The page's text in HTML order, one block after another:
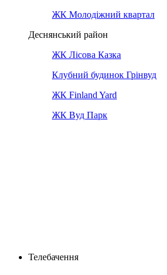
ЖК Молодіжний квартал
Деснянський район
ЖК Лісова Казка
Клубний будинок Грінвуд
ЖК Finland Yard
ЖК Вуд Парк
Телебачення